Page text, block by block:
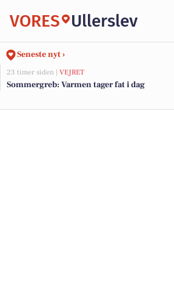
VORES Ullerslev
Seneste nyt ›
23 timer siden | VEJRET
Sommergreb: Varmen tager fat i dag